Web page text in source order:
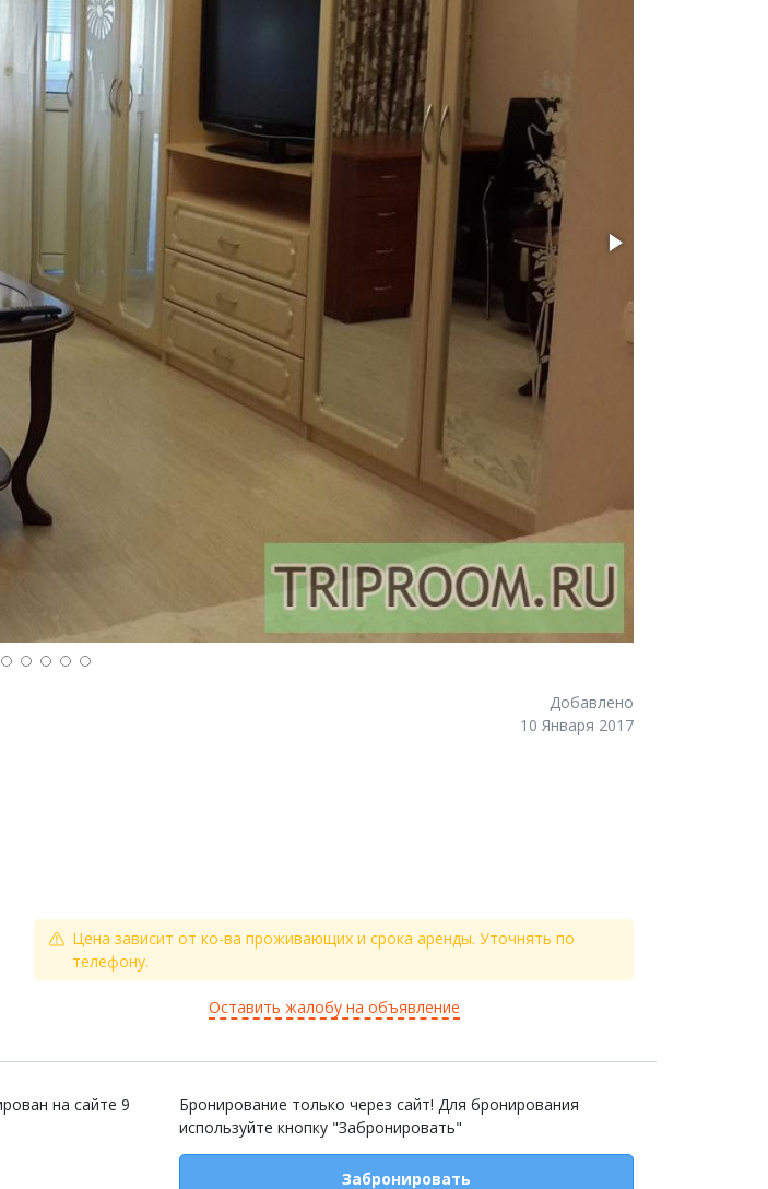
Добавлено
10 Января 2017
Цена зависит от ко-ва проживающих и срока аренды. Уточнять по
телефону.
Оставить жалобу на объявление
на сайте 9
Бронирование только через сайт! Для бронирования
используйте кнопку "Забронировать"
Забронировать